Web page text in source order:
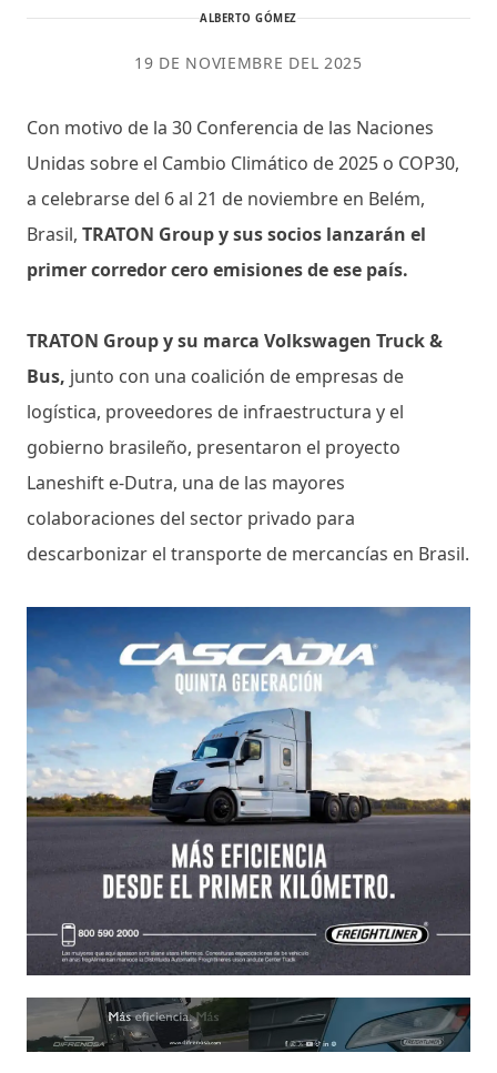
ALBERTO GÓMEZ
19 DE NOVIEMBRE DEL 2025
Con motivo de la 30 Conferencia de las Naciones
Unidas sobre el Cambio Climático de 2025 o COP30,
a celebrarse del 6 al 21 de noviembre en Belém,
Brasil, TRATON Group y sus socios lanzarán el
primer corredor cero emisiones de ese país.
TRATON Group y su marca Volkswagen Truck &
Bus, junto con una coalición de empresas de
logística, proveedores de infraestructura y el
gobierno brasileño, presentaron el proyecto
Laneshift e-Dutra, una de las mayores
colaboraciones del sector privado para
descarbonizar el transporte de mercancías en Brasil.